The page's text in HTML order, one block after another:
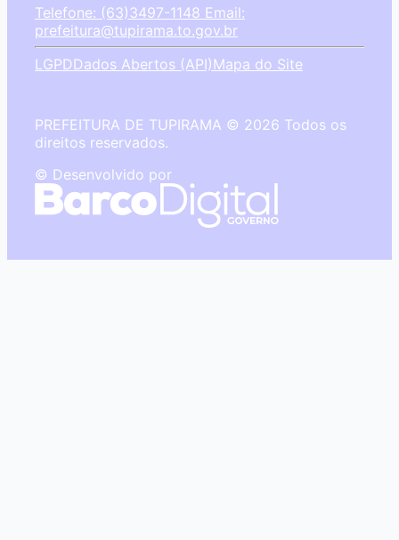
Telefone: (63)3497-1148 Email:
prefeitura@tupirama.to.gov.br
LGPDDados Abertos (API)Mapa do Site
PREFEITURA DE TUPIRAMA © 2026 Todos os
direitos reservados.
© Desenvolvido por